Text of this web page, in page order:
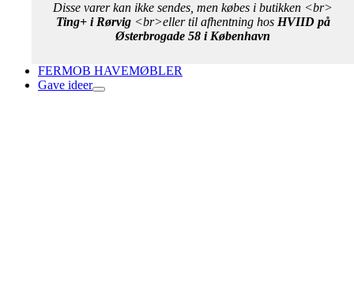
Disse varer kan ikke sendes, men købes i butikken <br>
Ting+ i Rørvig<br>eller til afhentning hos HVIID på
Østerbrogade 58 i København
FERMOB HAVEMØBLER
Gave ideer